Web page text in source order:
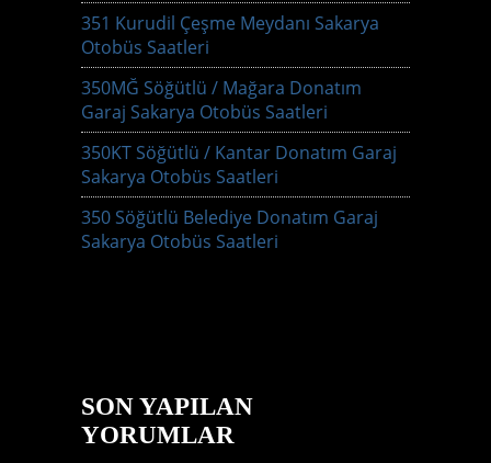
351 Kurudil Çeşme Meydanı Sakarya
Otobüs Saatleri
350MĞ Söğütlü / Mağara Donatım
Garaj Sakarya Otobüs Saatleri
350KT Söğütlü / Kantar Donatım Garaj
Sakarya Otobüs Saatleri
350 Söğütlü Belediye Donatım Garaj
Sakarya Otobüs Saatleri
SON YAPILAN
YORUMLAR